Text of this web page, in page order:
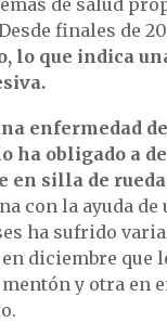
de salud
finales de
lo que indica
enfermedad
ha obligado a
en silla de
con la ayuda de
ha sufrido
diciembre que
y otra en